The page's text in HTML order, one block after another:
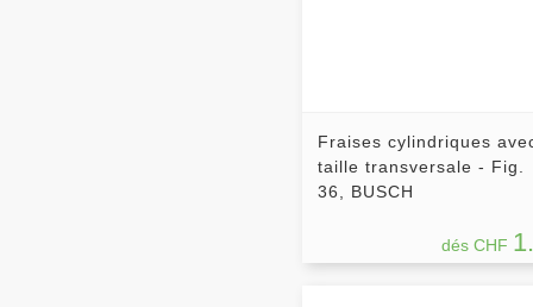
Fraises cylindriques
taille transversale - Fig.
36, BUSCH
dés CHF